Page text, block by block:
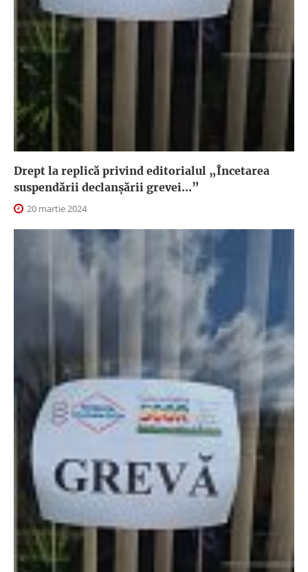
Drept la replică privind editorialul „Încetarea
suspendării declanşării grevei...”
20 martie 2024